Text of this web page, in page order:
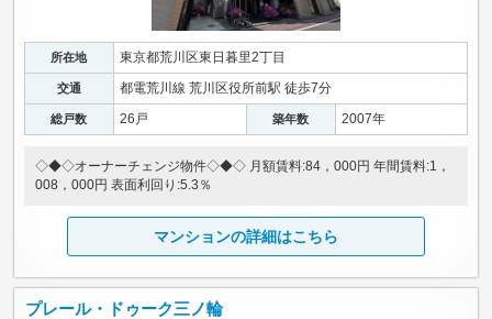
所在地 東京都荒川区東日暮里2丁目
交通 都電荒川線 荒川区役所前駅 徒歩7分
総戸数 26戸 築年数 2007年
◇◆◇オーナーチェンジ物件◇◆◇ 月額賃料:84，000円 年間賃料:1，
008，000円 表面利回り:5.3％
マンションの詳細はこちら
プレール・ドゥーク三ノ輪